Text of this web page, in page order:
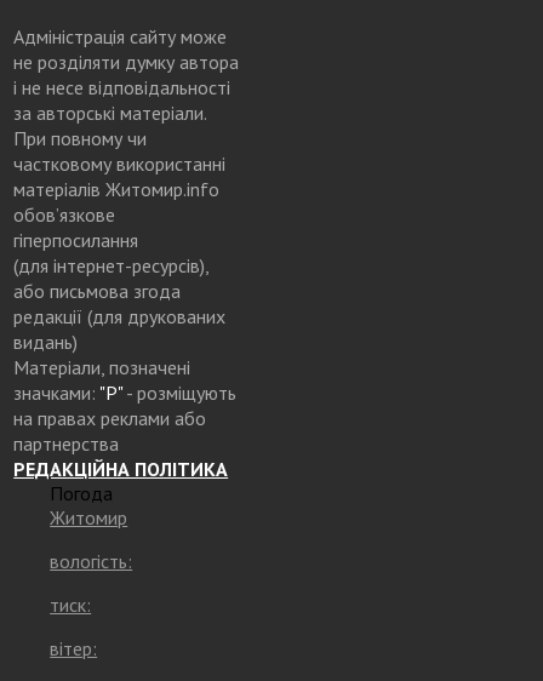
Адміністрація сайту може
не розділяти думку автора
і не несе відповідальності
за авторські матеріали.
При повному чи
частковому використанні
матеріалів Житомир.info
обов’язкове
гіперпосилання
(для інтернет-ресурсів),
або письмова згода
редакції (для друкованих
видань)
Матеріали, позначені
значками: "Р"- розміщують
на правах реклами або
партнерства
РЕДАКЦІЙНА ПОЛІТИКА
Погода
Житомир
вологість:
тиск:
вітер: